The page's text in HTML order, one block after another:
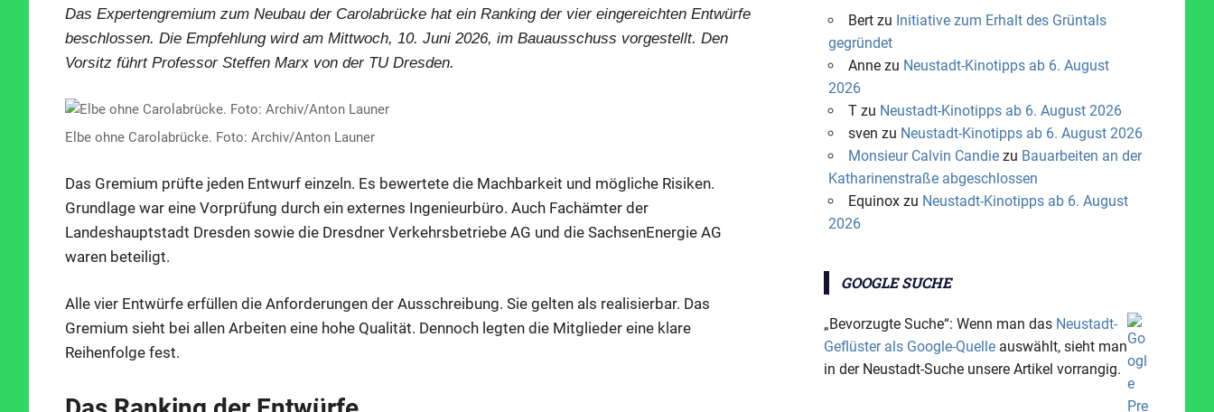
Das Expertengremium zum Neubau der Carolabrücke hat ein Ranking der vier eingereichten Entwürfe
beschlossen. Die Empfehlung wird am Mittwoch, 10. Juni 2026, im Bauausschuss vorgestellt. Den
Vorsitz führt Professor Steffen Marx von der TU Dresden.
Elbe ohne Carolabrücke. Foto: Archiv/Anton Launer
Das Gremium prüfte jeden Entwurf einzeln. Es bewertete die Machbarkeit und mögliche Risiken.
Grundlage war eine Vorprüfung durch ein externes Ingenieurbüro. Auch Fachämter der
Landeshauptstadt Dresden sowie die Dresdner Verkehrsbetriebe AG und die SachsenEnergie AG
waren beteiligt.
Alle vier Entwürfe erfüllen die Anforderungen der Ausschreibung. Sie gelten als realisierbar. Das
Gremium sieht bei allen Arbeiten eine hohe Qualität. Dennoch legten die Mitglieder eine klare
Reihenfolge fest.
Bertzu Initiative zum Erhalt des Grüntals
gegründet
Annezu Neustadt-Kinotipps ab 6. August
2026
Tzu Neustadt-Kinotipps ab 6. August 2026
sven zu Neustadt-Kinotipps ab 6. August 2026
Monsieur Calvin Candiezu Bauarbeiten an der
Katharinenstraße abgeschlossen
Equinoxzu Neustadt-Kinotipps ab 6. August
2026
GOOGLE SUCHE
„Bevorzugte Suche“: Wenn man das Neustadt-
Geflüster als Google-Quelle auswählt, sieht man
in der Neustadt-Suche unsere Artikel vorrangig.